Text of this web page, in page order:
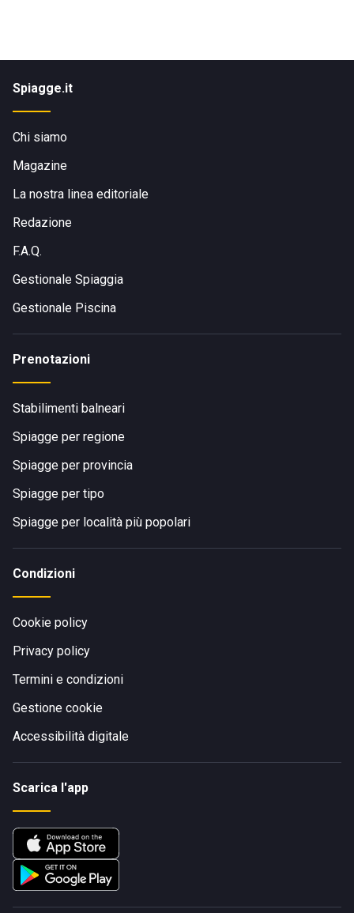
Spiagge.it
Chi siamo
Magazine
La nostra linea editoriale
Redazione
F.A.Q.
Gestionale Spiaggia
Gestionale Piscina
Prenotazioni
Stabilimenti balneari
Spiagge per regione
Spiagge per provincia
Spiagge per tipo
Spiagge per località più popolari
Condizioni
Cookie policy
Privacy policy
Termini e condizioni
Gestione cookie
Accessibilità digitale
Scarica l'app